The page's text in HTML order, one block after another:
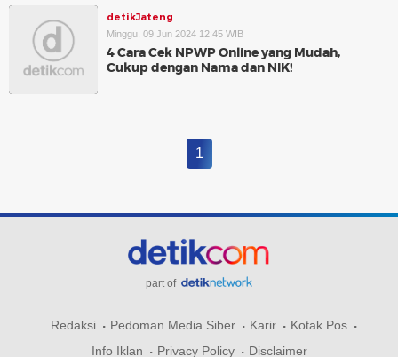
detikJateng
Minggu, 09 Jun 2024 12:45 WIB
4 Cara Cek NPWP Online yang Mudah,
Cukup dengan Nama dan NIK!
1
part of
Redaksi Pedoman Media Siber Karir
Kotak Pos
Info Iklan
Privacy Policy Disclaimer